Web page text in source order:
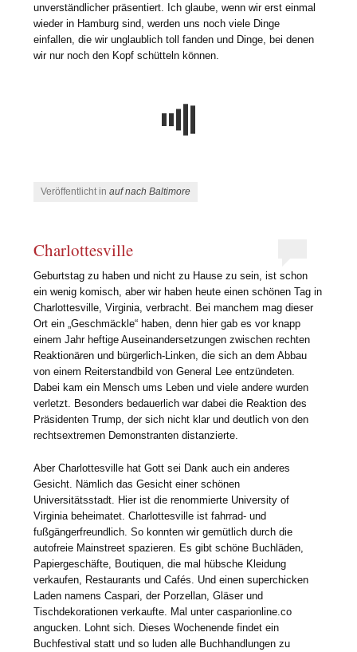
unverständlicher präsentiert. Ich glaube, wenn wir erst einmal
wieder in Hamburg sind, werden uns noch viele Dinge
einfallen, die wir unglaublich toll fanden und Dinge, bei denen
wir nur noch den Kopf schütteln können.
Veröffentlicht inauf nach Baltimore
Charlottesville
Geburtstag zu haben und nicht zu Hause zu sein, ist schon
ein wenig komisch, aber wir haben heute einen schönen Tag in
Charlottesville, Virginia, verbracht. Bei manchem mag dieser
Ort ein „Geschmäckle“ haben, denn hier gab es vor knapp
einem Jahr heftige Auseinandersetzungen zwischen rechten
Reaktionären und bürgerlich-Linken, die sich an dem Abbau
von einem Reiterstandbild von General Lee entzündeten.
Dabei kam ein Mensch ums Leben und viele andere wurden
verletzt. Besonders bedauerlich war dabei die Reaktion des
Präsidenten Trump, der sich nicht klar und deutlich von den
rechtsextremen Demonstranten distanzierte.
Aber Charlottesville hat Gott sei Dank auch ein anderes
Gesicht. Nämlich das Gesicht einer schönen
Universitätsstadt. Hier ist die renommierte University of
Virginia beheimatet. Charlottesville ist fahrrad- und
fußgängerfreundlich. So konnten wir gemütlich durch die
autofreie Mainstreet spazieren. Es gibt schöne Buchläden,
Papiergeschäfte, Boutiquen, die mal hübsche Kleidung
verkaufen, Restaurants und Cafés. Und einen superchicken
Laden namens Caspari, der Porzellan, Gläser und
Tischdekorationen verkaufte. Mal unter casparionline.co
angucken. Lohnt sich. Dieses Wochenende findet ein
Buchfestival statt und so luden alle Buchhandlungen zu